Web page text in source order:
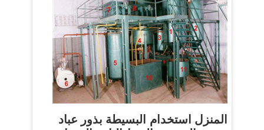
المنزل استخدام البسيطة بذور عباد